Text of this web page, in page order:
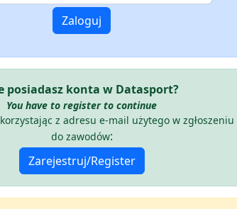
posiadasz konta w Datasport?
You have to register to continue
z adresu e-mail użytego w zgłoszeniu
do zawodów: